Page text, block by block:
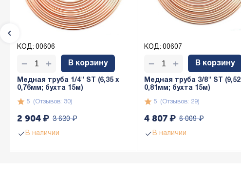
КОД: 00606
Медная труба 1/4" ST (6,35 х
0,76мм; бухта 15м)
(Отзывов: 30)
5
В наличии
3 630 ₽
2 904₽
В корзину
+
−
КОД: 00607
Медная труба 3/8" ST
0,81мм; бухта 15м)
(Отзывов: 29)
5
В наличии
6 009 ₽
4 807₽
В корзину
+
−